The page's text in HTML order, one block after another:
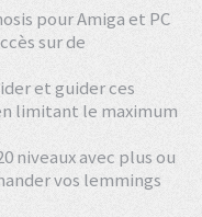
pour Amiga et PC
sur de
et guider ces
limitant le maximum
niveaux avec plus ou
vos lemmings